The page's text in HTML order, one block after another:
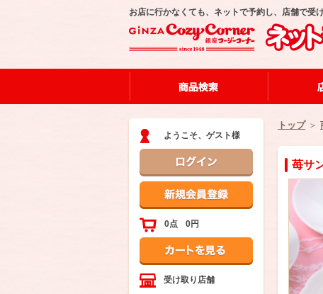
お店に行かなくても、ネットで予約し、店舗で受け
ようこそ、ゲスト様
0点 0円
受け取り店舗
トップ ＞
苺サ